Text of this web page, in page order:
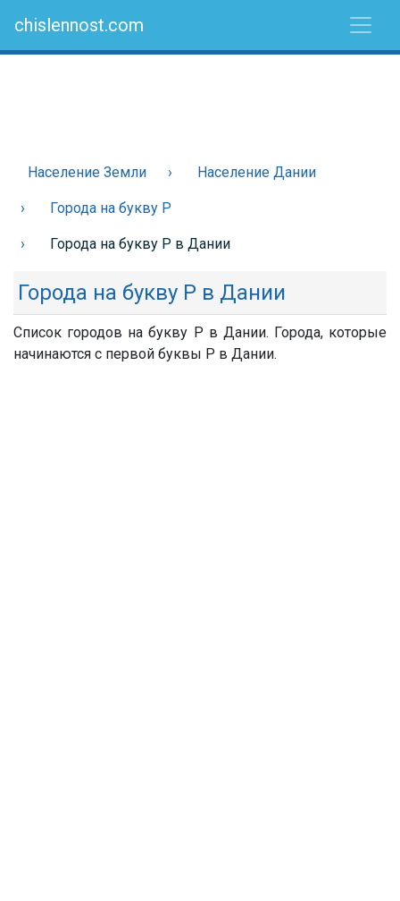
chislennost.com
Население Земли Население Дании
Города на букву Р
Города на букву Р в Дании
Города на букву Р в Дании
Список городов на букву Р в Дании. Города, которые
начинаются с первой буквы Р в Дании.